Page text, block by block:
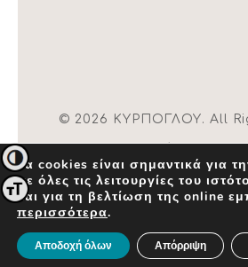
Εναλλαγή Υψηλής Αντίθεσης
Εναλλαγή Μεγέθους
© 2026 ΚΥΡΠΟΓΛΟΥ. All
Τα cookies είναι σημαντικά για
σε όλες τις λειτουργίες του
και για τη βελτίωση της online
περισσότερα.
Αποδοχή όλων Απόρριψη